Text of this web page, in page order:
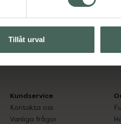
Tillåt urval
Kundservice
Kontakta oss
Vanliga frågor